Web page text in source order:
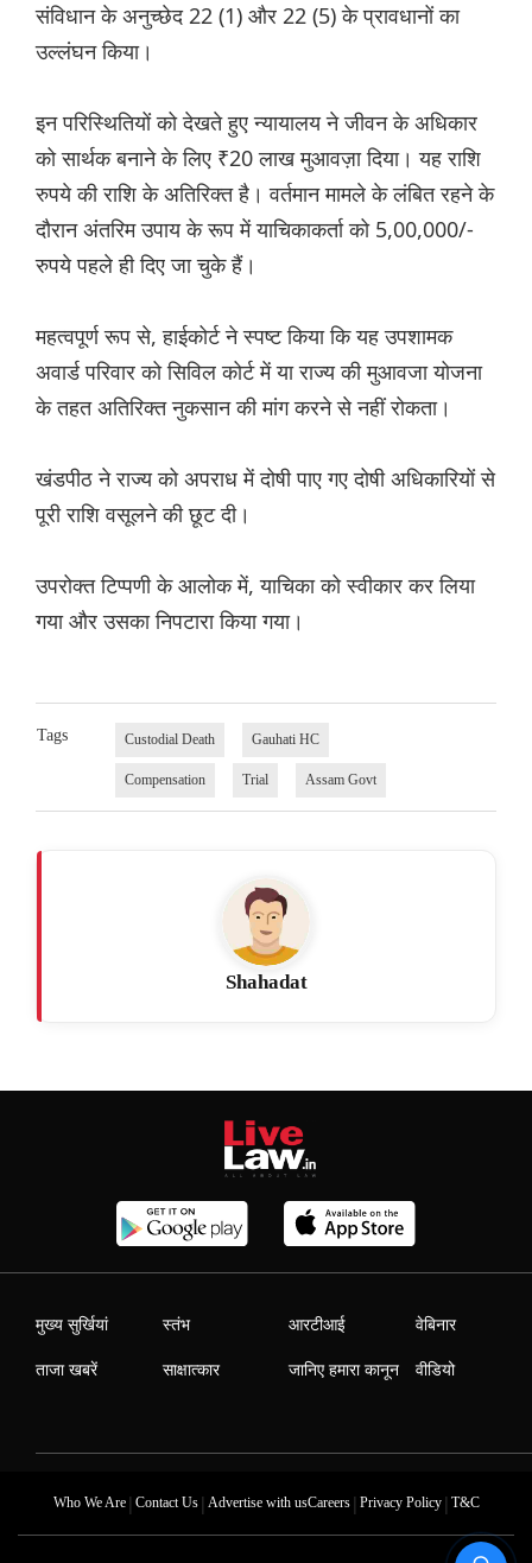
संविधान के अनुच्छेद 22 (1) और 22 (5) के प्रावधानों का
उल्लंघन किया।
इन परिस्थितियों को देखते हुए न्यायालय ने जीवन के अधिकार
को सार्थक बनाने के लिए ₹20 लाख मुआवज़ा दिया। यह राशि
रुपये की राशि के अतिरिक्त है। वर्तमान मामले के लंबित रहने के
दौरान अंतरिम उपाय के रूप में याचिकाकर्ता को 5,00,000/-
रुपये पहले ही दिए जा चुके हैं।
महत्वपूर्ण रूप से, हाईकोर्ट ने स्पष्ट किया कि यह उपशामक
अवार्ड परिवार को सिविल कोर्ट में या राज्य की मुआवजा योजना
के तहत अतिरिक्त नुकसान की मांग करने से नहीं रोकता।
खंडपीठ ने राज्य को अपराध में दोषी पाए गए दोषी अधिकारियों से
पूरी राशि वसूलने की छूट दी।
उपरोक्त टिप्पणी के आलोक में, याचिका को स्वीकार कर लिया
गया और उसका निपटारा किया गया।
Tags Custodial Death Gauhati HC
Compensation Trial Assam Govt
Shahadat
मुख्य सुर्खियां
ताजा खबरें
स्तंभ
साक्षात्कार
आरटीआई
जानिए हमारा कानून
वेबिनार
वीडियो
Who We Are| Contact Us| Advertise with usCareers| Privacy Policy| T&C